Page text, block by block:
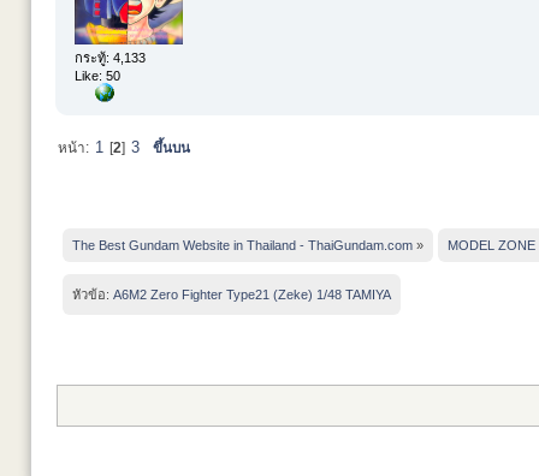
กระทู้: 4,133
Like: 50
หน้า: 1 [2] 3 ขึ้นบน
The Best Gundam Website in Thailand - ThaiGundam.com » MODEL ZONE
หัวข้อ: A6M2 Zero Fighter Type21 (Zeke) 1/48 TAMIYA